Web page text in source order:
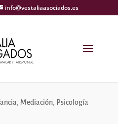
info@vestaliaasociados.es
, Mediación, Psicología